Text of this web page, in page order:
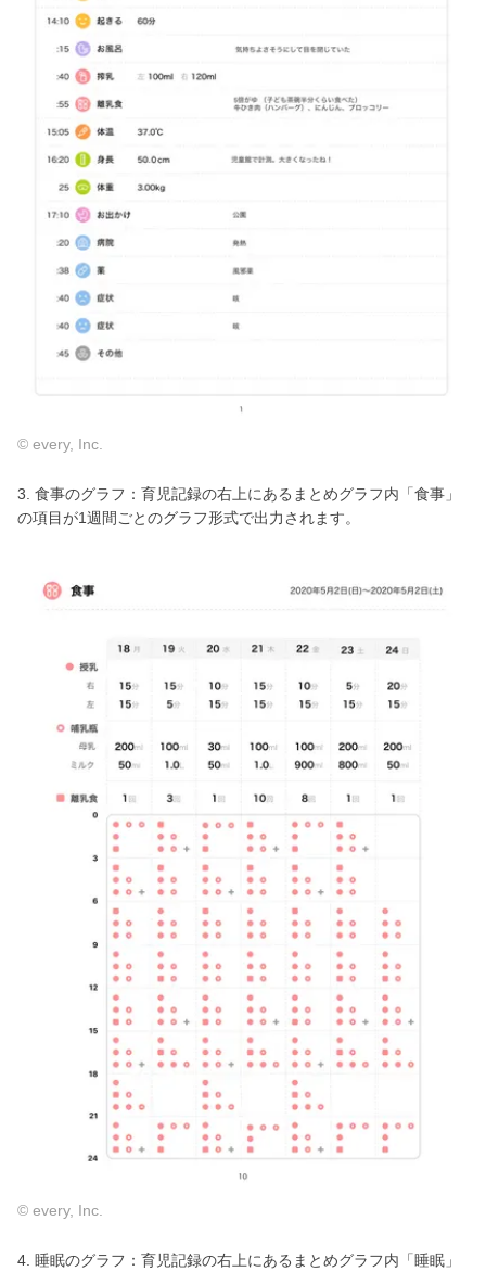
© every, Inc.
3. 食事のグラフ：育児記録の右上にあるまとめグラフ内「食事」
の項目が1週間ごとのグラフ形式で出力されます。
© every, Inc.
4. 睡眠のグラフ：育児記録の右上にあるまとめグラフ内「睡眠」